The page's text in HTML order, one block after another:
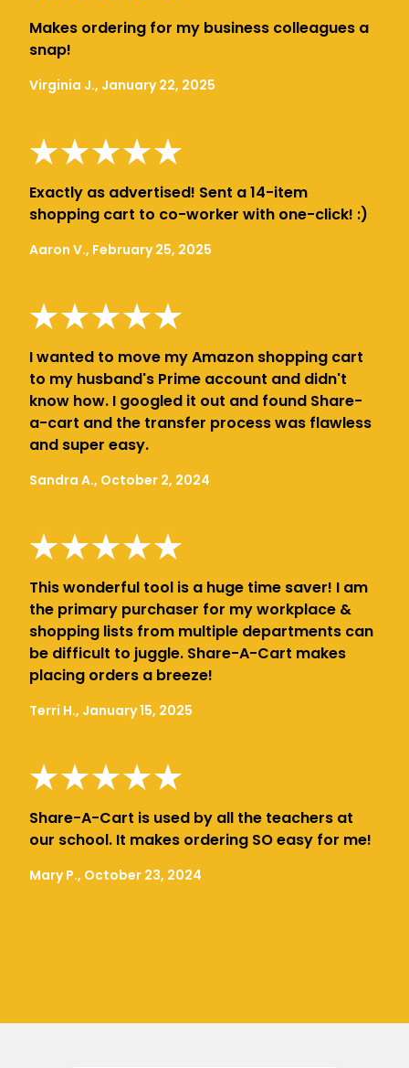
Makes ordering for my business colleagues a
snap!
Virginia J., January 22, 2025
Exactly as advertised! Sent a 14-item
shopping cart to co-worker with one-click! :)
Aaron V., February 25, 2025
I wanted to move my Amazon shopping cart
to my husband's Prime account and didn't
know how. I googled it out and found Share-
a-cart and the transfer process was flawless
and super easy.
Sandra A., October 2, 2024
This wonderful tool is a huge time saver! I am
the primary purchaser for my workplace &
shopping lists from multiple departments can
be difficult to juggle. Share-A-Cart makes
placing orders a breeze!
Terri H., January 15, 2025
Share-A-Cart is used by all the teachers at
our school. It makes ordering SO easy for me!
Mary P., October 23, 2024